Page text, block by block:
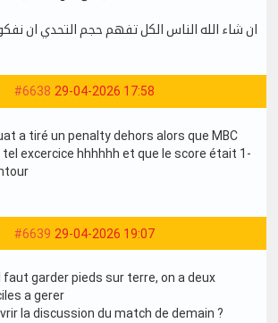
ان شاء الله الناس الكل تفهم حجم التحدي ان
#6638 29-04-2026 17:58
a tiré un penalty dehors alors que MBC
excercice hhhhhh et que le score était 1-
#6639 29-04-2026 19:07
faut garder pieds sur terre, on a deux
a gerer
la discussion du match de demain ?